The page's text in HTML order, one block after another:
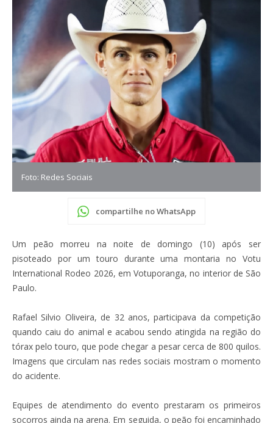
Foto: Redes Sociais
compartilhe no WhatsApp
Um peão morreu na noite de domingo (10) após ser
pisoteado por um touro durante uma montaria no Votu
International Rodeo 2026, em Votuporanga, no interior de São
Paulo.
Rafael Silvio Oliveira, de 32 anos, participava da competição
quando caiu do animal e acabou sendo atingida na região do
tórax pelo touro, que pode chegar a pesar cerca de 800 quilos.
Imagens que circulam nas redes sociais mostram o momento
do acidente.
Equipes de atendimento do evento prestaram os primeiros
socorros ainda na arena. Em seguida, o peão foi encaminhado